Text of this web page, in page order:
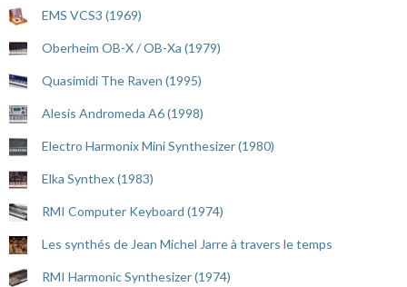
EMS VCS3 (1969)
Oberheim OB-X / OB-Xa (1979)
Quasimidi The Raven (1995)
Alesis Andromeda A6 (1998)
Electro Harmonix Mini Synthesizer (1980)
Elka Synthex (1983)
RMI Computer Keyboard (1974)
Les synthés de Jean Michel Jarre à travers le temps
RMI Harmonic Synthesizer (1974)